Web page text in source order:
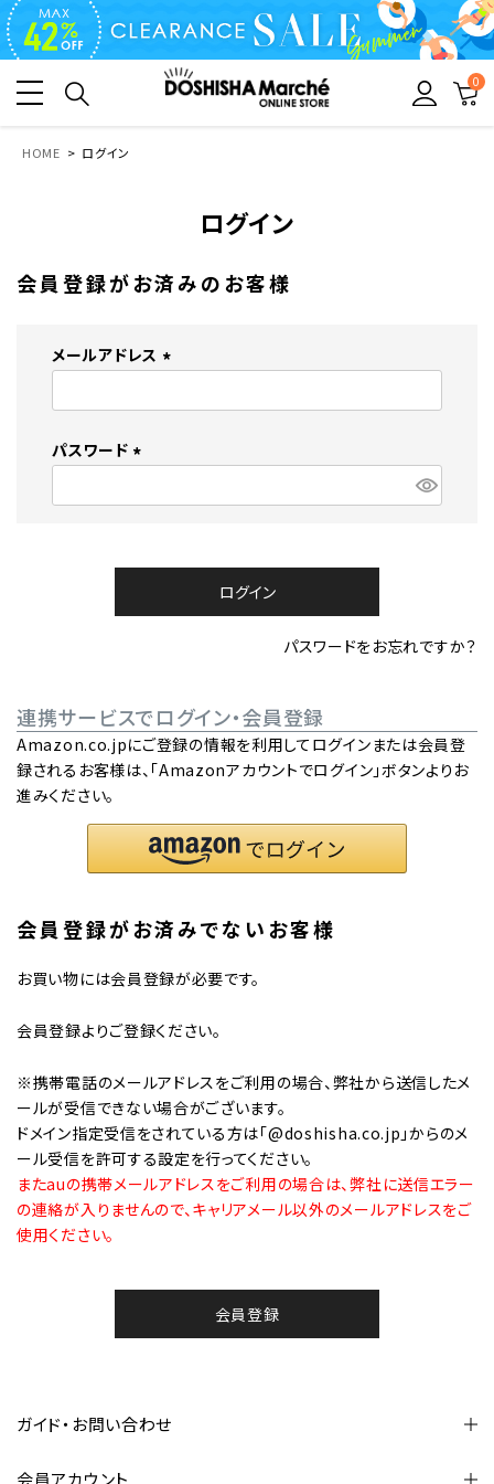
0
HOME ログイン
ログイン
会員登録がお済みのお客様
メールアドレス
必
パスワード
必
ログイン
パスワードをお忘れですか？
連携サービスでログイン・会員登録
Amazon.co.jpにご登録の情報を利用してログインまたは会員登
録されるお客様は、「Amazonアカウントでログイン」ボタンよりお
進みください。
会員登録がお済みでないお客様
お買い物には会員登録が必要です。
会員登録よりご登録ください。
※携帯電話のメールアドレスをご利用の場合、弊社から送信したメ
ールが受信できない場合がございます。
ドメイン指定受信をされている方は「@doshisha.co.jp」からのメ
ール受信を許可する設定を行ってください。
またauの携帯メールアドレスをご利用の場合は、弊社に送信エラー
の連絡が入りませんので、キャリアメール以外のメールアドレスをご
使用ください。
会員登録
ガイド・お問い合わせ
会員アカウント